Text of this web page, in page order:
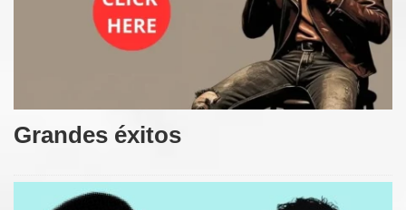
Grandes éxitos